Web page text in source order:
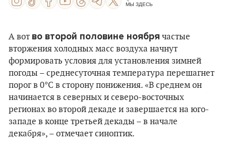
МЫ ЗДЕСЬ
А вот во второй половине ноября частые
вторжения холодных масс воздуха начнут
формировать условия для установления зимней
погоды – среднесуточная температура перешагнет
порог в 0°C в сторону понижения. «В среднем он
начинается в северных и северо-восточных
регионах во второй декаде и завершается на юго-
западе в конце третьей декады – в начале
декабря», – отмечает синоптик.